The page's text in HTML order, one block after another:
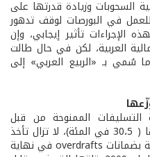
السحوبات وزيادة قدرتها على
في البورصات لوقف تدهور
الإجراءات تأثير إيجابي، وإن
العربية، لكن في حال طالت
سُمي بـ «الربيع العربي» إلى
التسليفات الممنوحة من قبل
القطاع المالي إلى نسبة عالية منها ( 30،5 في المئة)، لا تزال تأخذ
شكل تسهيلات مكشوفة وغير موثّقة بضمانات overdrafts في نهاية